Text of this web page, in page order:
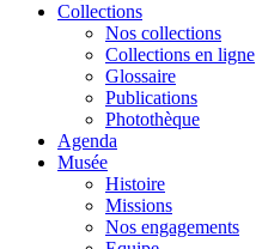
Collections
Nos collections
Collections en ligne
Glossaire
Publications
Photothèque
Agenda
Musée
Histoire
Missions
Nos engagements